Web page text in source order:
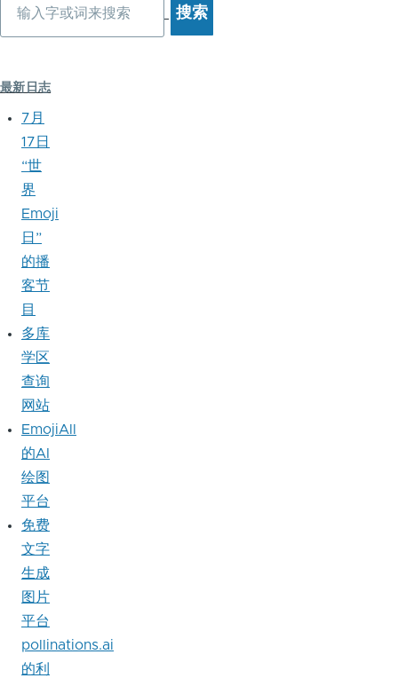
最新日志
7月
17日
“世
界
Emoji
日”
的播
客节
目
多库
学区
查询
网站
EmojiAll
的AI
绘图
平台
免费
文字
生成
图片
平台
pollinations.ai
的利